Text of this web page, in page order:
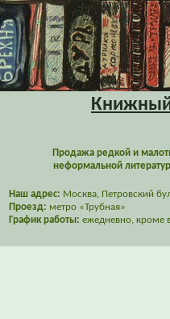
Книжный
Продажа редкой и
неформальной
Наш адрес: Москва, Петровский
Проезд: метро «Трубная»
График работы: ежедневно, кроме